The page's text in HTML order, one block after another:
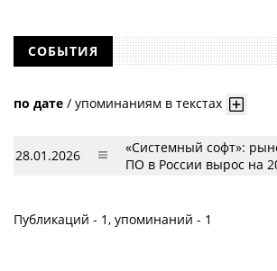
СОБЫТИЯ
по дате / упоминаниям в текстах
28.01.2026
«Системный софт»:
ПО в России вырос на
Публикаций - 1, упоминаний - 1